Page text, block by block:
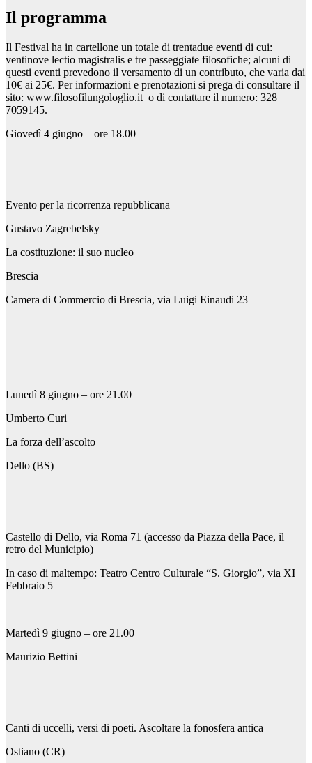
Il programma
Il Festival ha in cartellone un totale di trentadue eventi di cui:
ventinove lectio magistralis e tre passeggiate filosofiche; alcuni di
questi eventi prevedono il versamento di un contributo, che varia dai
10€ ai 25€. Per informazioni e prenotazioni si prega di consultare il
sito: www.filosofilungologlio.it o di contattare il numero: 328
7059145.
Giovedì 4 giugno – ore 18.00
Evento per la ricorrenza repubblicana
Gustavo Zagrebelsky
La costituzione: il suo nucleo
Brescia
Camera di Commercio di Brescia, via Luigi Einaudi 23
Lunedì 8 giugno – ore 21.00
Umberto Curi
La forza dell’ascolto
Dello (BS)
Castello di Dello, via Roma 71 (accesso da Piazza della Pace, il
retro del Municipio)
In caso di maltempo: Teatro Centro Culturale “S. Giorgio”, via XI
Febbraio 5
Martedì 9 giugno – ore 21.00
Maurizio Bettini
Canti di uccelli, versi di poeti. Ascoltare la fonosfera antica
Ostiano (CR)